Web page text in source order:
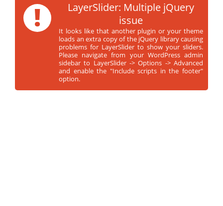
!
LayerSlider: Multiple jQuery
issue
It looks like that another plugin or your theme
loads an extra copy of the jQuery library causing
problems for LayerSlider to show your sliders.
Please navigate from your WordPress admin
sidebar to LayerSlider -> Options -> Advanced
and enable the "Include scripts in the footer"
option.